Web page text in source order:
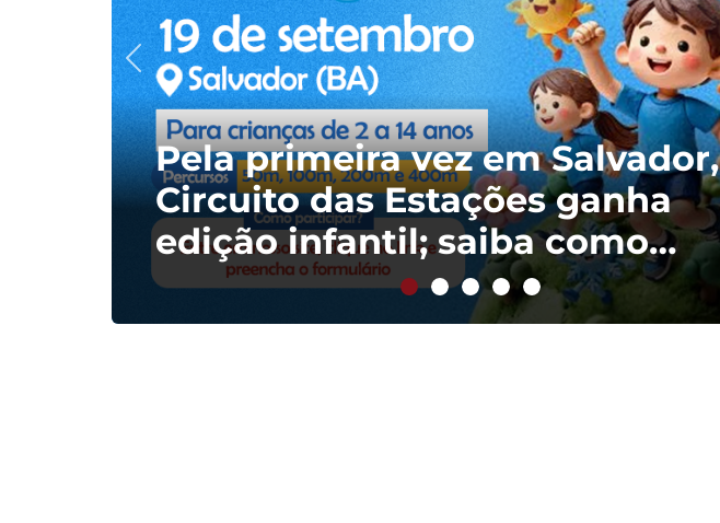
Pela primeira vez em Salvador,
Circuito das Estações ganha
edição infantil; saiba como
participar